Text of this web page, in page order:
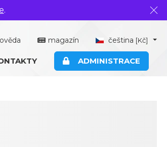
.
magazín čeština [Kč]
ADMINISTRACE